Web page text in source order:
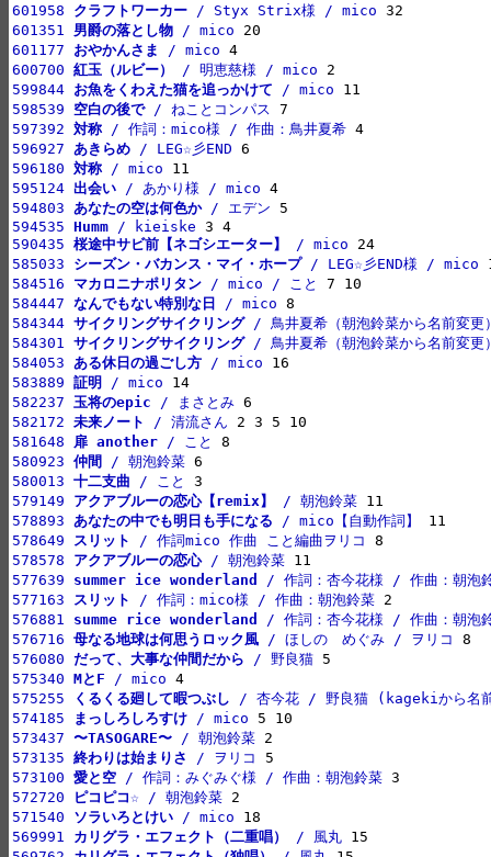
601958 クラフトワーカー / Styx Strix様 / mico
601351 男爵の落とし物 / mico
601177 おやかんさま / mico
600700 紅玉（ルビー） / 明恵慈様 / mico
599844 お魚をくわえた猫を追っかけて / mico
598539 空白の後で / ねことコンパス
597392 対称 / 作詞：mico様 / 作曲：鳥井夏希
596927 あきらめ / LEG☆彡END
596180 対称 / mico
595124 出会い / あかり様 / mico
594803 あなたの空は何色か / エデン
594535 Humm / kieiske
590435 桜途中サビ前【ネゴシエーター】 / mico
585033 シーズン・バカンス・マイ・ホープ / LEG☆彡END様 / mico
584516 マカロニナポリタン / mico / こと
584447 なんでもない特別な日 / mico
584344 サイクリングサイクリング / 鳥井夏希（朝泡鈴菜から名前変更
584301 サイクリングサイクリング / 鳥井夏希（朝泡鈴菜から名前変更
584053 ある休日の過ごし方 / mico
583889 証明 / mico
582237 玉将のepic / まさとみ
582172 未来ノート / 清流さん
581648
扉 another / こと
580923 仲間 / 朝泡鈴菜
580013 十二支曲 / こと
579149 アクアブルーの恋心【remix】 / 朝泡鈴菜
578893 あなたの中でも明日も手になる / mico【自動作詞】
578649
スリット / 作詞mico 作曲 こと編曲ヲリコ
578578 アクアブルーの恋心 / 朝泡鈴菜
577639 summer ice wonderland
/ 作詞：杏今花様 / 作曲：朝泡
577163
スリット / 作詞：mico様 / 作曲：朝泡鈴菜
576881 summe rice wonderland
/ 作詞：杏今花様 / 作曲：朝泡
576716 母なる地球は何思うロック風 / ほしの　めぐみ / ヲリコ
576080 だって、大事な仲間だから / 野良猫
575340 MとF / mico
575255
くるくる廻して暇つぶし / 杏今花 / 野良猫 (kagekiから名
574185
まっしろしろすけ / mico
573437 〜TASOGARE〜 / 朝泡鈴菜
573135 終わりは始まりさ / ヲリコ
573100 愛と空 / 作詞：みぐみぐ様 / 作曲：朝泡鈴菜
572720
ピコピコ☆ / 朝泡鈴菜
571540 ソラいろとけい / mico
569991 カリグラ・エフェクト（二重唱） / 風丸